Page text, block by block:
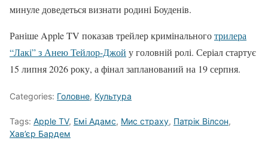
минуле доведеться визнати родині Боуденів.
Раніше Apple TV показав трейлер кримінальноготрилера
“Лакі” з Анею Тейлор-Джой у головній ролі. Серіал стартує
15 липня 2026 року, а фінал запланований на 19 серпня.
Categories: Головне, Культура
Tags: Apple TV, Емі Адамс, Мис страху, Патрік Вілсон,
Хав’єр Бардем